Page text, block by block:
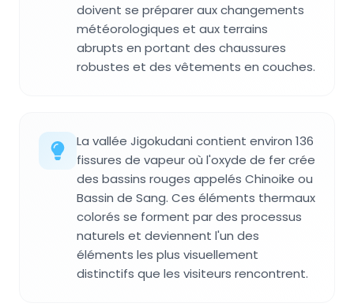
doivent se préparer aux changements
météorologiques et aux terrains
abrupts en portant des chaussures
robustes et des vêtements en couches.
La vallée Jigokudani contient environ 136
fissures de vapeur où l'oxyde de fer crée
des bassins rouges appelés Chinoike ou
Bassin de Sang. Ces éléments thermaux
colorés se forment par des processus
naturels et deviennent l'un des
éléments les plus visuellement
distinctifs que les visiteurs rencontrent.